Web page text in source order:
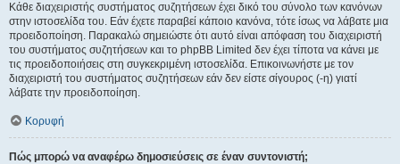
Κάθε διαχειριστής συστήματος συζητήσεων έχει δικό του σύνολο των κανόνων
στην ιστοσελίδα του. Εάν έχετε παραβεί κάποιο κανόνα, τότε ίσως να λάβατε μια
προειδοποίηση. Παρακαλώ σημειώστε ότι αυτό είναι απόφαση του διαχειριστή
του συστήματος συζητήσεων και το phpBB Limited δεν έχει τίποτα να κάνει με
τις προειδοποιήσεις στη συγκεκριμένη ιστοσελίδα. Επικοινωνήστε με τον
διαχειριστή του συστήματος συζητήσεων εάν δεν είστε σίγουρος (-η) γιατί
λάβατε την προειδοποίηση.
Κορυφή
Πώς μπορώ να αναφέρω δημοσιεύσεις σε έναν συντονιστή;